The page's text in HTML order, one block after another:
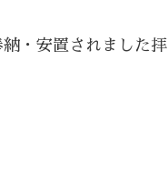
・安置されました拝